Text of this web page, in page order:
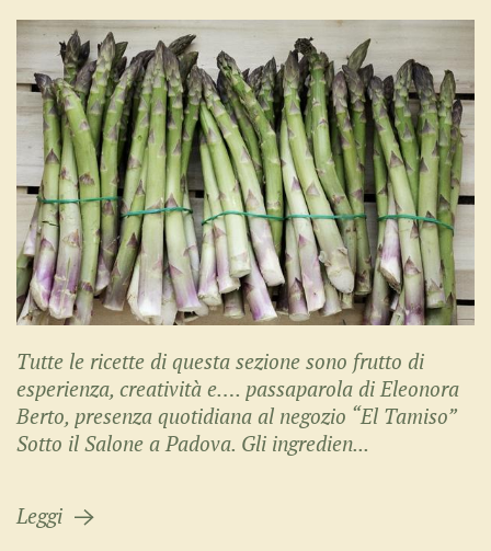
Tutte le ricette di questa sezione sono frutto di
esperienza, creatività e…. passaparola di Eleonora
Berto, presenza quotidiana al negozio “El Tamiso”
Sotto il Salone a Padova. Gli ingredien...
Leggi